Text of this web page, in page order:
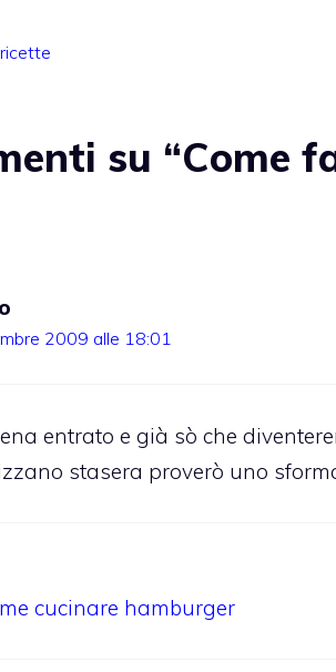
ricette
su “Come
2009 alle 18:01
entrato e già sò che
stasera proverò uno
cucinare hamburger